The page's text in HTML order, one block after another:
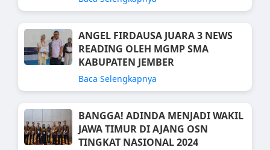
ANGEL FIRDAUSA JUARA 3 NEWS
READING OLEH MGMP SMA
KABUPATEN JEMBER
Baca Selengkapnya
BANGGA! ADINDA MENJADI WAKIL
JAWA TIMUR DI AJANG OSN
TINGKAT NASIONAL 2024